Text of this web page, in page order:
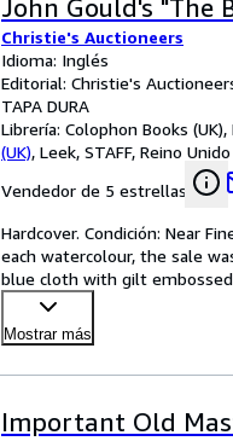
John Gould's "The
Christie's Auctioneers
Idioma: Inglés
Editorial: Christie's
TAPA DURA
Librería: Colophon Books (UK),
(UK), Leek, STAFF, Reino Unido
Vendedor de 5 estrellas
Hardcover. Condición: Near
each watercolour, the sale
blue cloth with gilt
Mostrar más
Important Old